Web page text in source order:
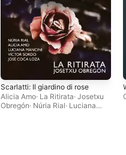
Scarlatti: Il giardino di rose
Alicia Amo· La Ritirata· Josetxu
Obregón· Núria Rial· Luciana